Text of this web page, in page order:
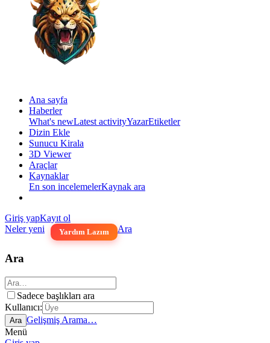
Ana sayfa
Haberler
What's newLatest activityYazarEtiketler
Dizin Ekle
Sunucu Kirala
3D Viewer
Araçlar
Kaynaklar
En son incelemelerKaynak ara
Giriş yapKayıt ol
Neler yeni
Yardım Lazım Ara
Ara
Sadece başlıkları ara
Kullanıcı:
Ara Gelişmiş Arama…
Menü